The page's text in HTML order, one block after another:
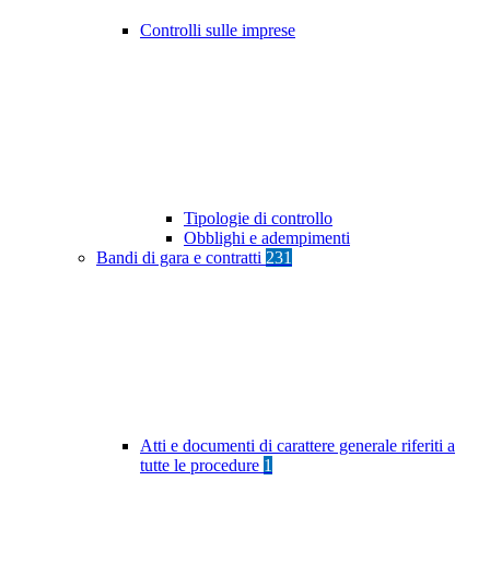
Controlli sulle imprese
Tipologie di controllo
Obblighi e adempimenti
Bandi di gara e contratti 231
Atti e documenti di carattere generale riferiti a
tutte le procedure 1